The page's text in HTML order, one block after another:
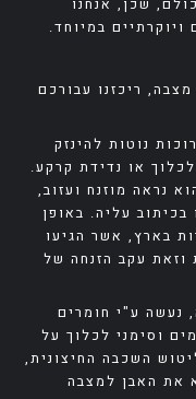
שכן, אנחנו
ויוקרתיים במיוחד.
ריכזנו עבורכם
נוטות להינזק
או נדידת קרקע.
נראה מוזנח ועזוב,
עליה. באופן
בארץ, אשר הגיעו
וזאת עקב הזנחה של
נעשה ע"י חומרים
וסימני לכלוך על
השכבה החיצונית,
את האבן למצבה